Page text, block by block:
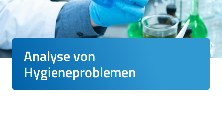
Analyse von
Hygieneproblemen